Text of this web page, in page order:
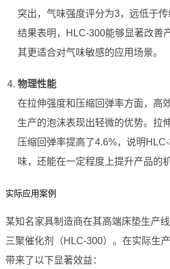
突出，气味强度评分为3，远低于
结果表明，HLC-300能够显著改善
其更适合对气味敏感的应用场景。
物理性能
在拉伸强度和压缩回弹率方面，高
生产的泡沫表现出轻微的优势。拉
压缩回弹率提高了4.6%，说明
味，还能在一定程度上提升产品的
实际应用案例
某知名家具制造商在其高端床垫生产
三聚催化剂（HLC-300）。在实际生
带来了以下显著效益：